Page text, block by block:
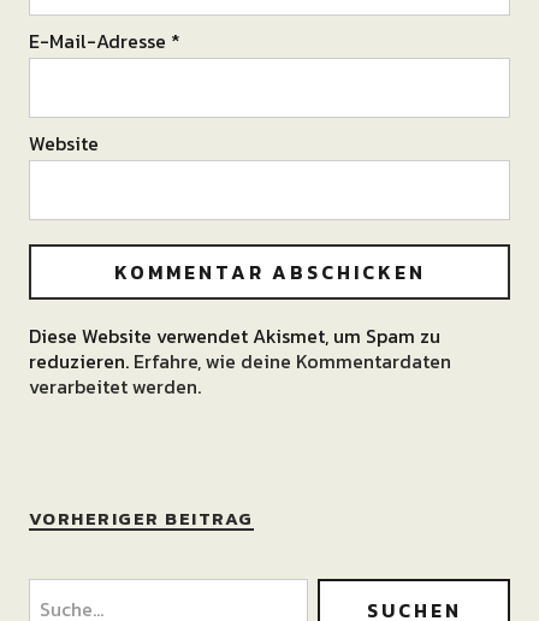
E-Mail-Adresse *
Website
Alternative:
Diese Website verwendet Akismet, um Spam zu
reduzieren. Erfahre, wie deine Kommentardaten
verarbeitet werden.
VORHERIGER BEITRAG